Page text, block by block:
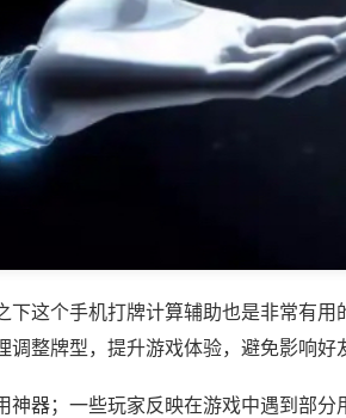
下这个手机打牌计算辅助也是非常有
调整牌型，提升游戏体验，避免影响好
神器；一些玩家反映在游戏中遇到部分